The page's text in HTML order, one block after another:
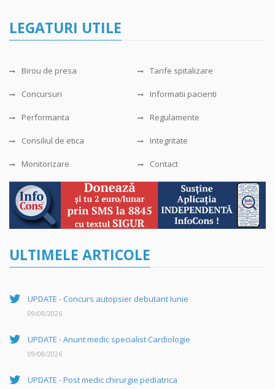
LEGATURI UTILE
Birou de presa Tarife spitalizare
Concursuri Informatii pacienti
Performanta Regulamente
Consiliul de etica Integritate
Monitorizare Contact
ULTIMELE ARTICOLE
UPDATE - Concurs autopsier debutant Iunie
09/08/2026
UPDATE - Anunt medic specialist Cardiologie
09/08/2026
UPDATE - Post medic chirurgie pediatrica